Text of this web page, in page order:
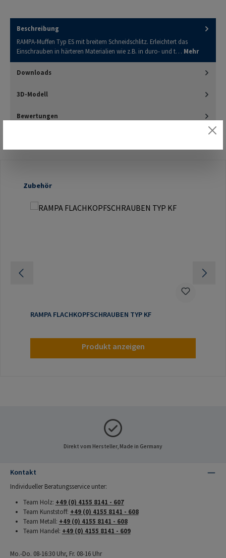
Beschreibung
RAMPA-Muffen Typ ES mit breitem Schneidschlitz. Erleichtert das
Einschrauben in härteren Materialien wie z.B. in duro- und t… Mehr
Downloads
3D-Modell
Bewertungen
Produktgalerie überspringen
Zubehör
RAMPA FLACHKOPFSCHRAUBEN TYP KF
Produkt anzeigen
Direkt vom Hersteller, Made in Germany
Kontakt
Individueller Beratungsservice unter:
Team Holz: +49 (0) 4155 8141 - 607
Team Kunststoff: +49 (0) 4155 8141 - 608
Team Metall: +49 (0) 4155 8141 - 608
Team Handel: +49 (0) 4155 8141 - 609
Mo.-Do. 08-16:30 Uhr, Fr. 08-16 Uhr